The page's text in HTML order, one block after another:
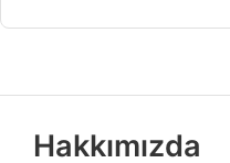
Hakkımızda